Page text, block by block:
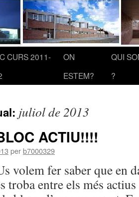
CURS 2011-
ON
ESTEM?
QUI
?
juliol de 2013
ACTIU!!!!
perb7000329
volem fer saber que en
troba entre els més